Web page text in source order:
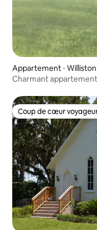
Appartement ⋅ Williston
Charmant
Coup de cœur
Coup de cœur